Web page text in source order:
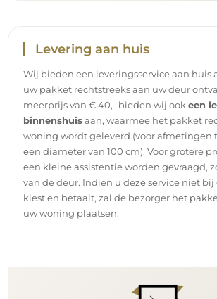
Handleidingen
Om de montage en het gebruik van onze
eenvoudig en zorgeloos te maken,
gedetailleerde handleidingen opgesteld.
alle nodige stappen voor een correcte
Bekijk de montage- en